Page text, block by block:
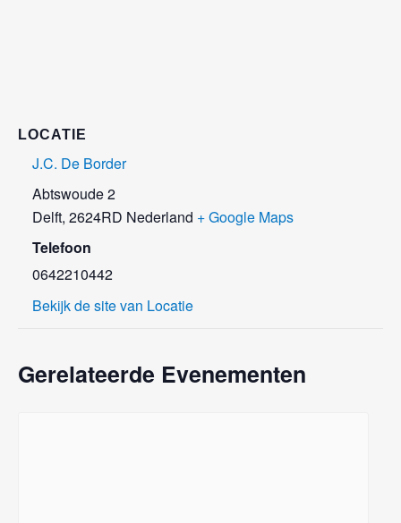
LOCATIE
J.C. De Border
Abtswoude 2
Delft, 2624RD Nederland + Google Maps
Telefoon
0642210442
Bekijk de site van Locatie
Gerelateerde Evenementen